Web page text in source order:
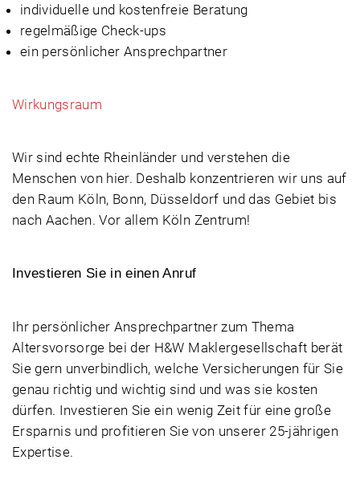
individuelle und kostenfreie Beratung
regelmäßige Check-ups
ein persönlicher Ansprechpartner
Wirkungsraum
Wir sind echte Rheinländer und verstehen die
Menschen von hier. Deshalb konzentrieren wir uns auf
den Raum Köln, Bonn, Düsseldorf und das Gebiet bis
nach Aachen. Vor allem Köln Zentrum!
Investieren Sie in einen Anruf
Ihr persönlicher Ansprechpartner zum Thema
Altersvorsorge bei der H&W Maklergesellschaft berät
Sie gern unverbindlich, welche Versicherungen für Sie
genau richtig und wichtig sind und was sie kosten
dürfen. Investieren Sie ein wenig Zeit für eine große
Ersparnis und profitieren Sie von unserer 25-jährigen
Expertise.